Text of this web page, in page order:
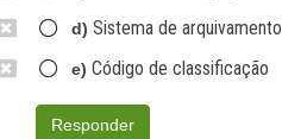
d) Sistema de arquivamento
e) Código de classificação
Responder